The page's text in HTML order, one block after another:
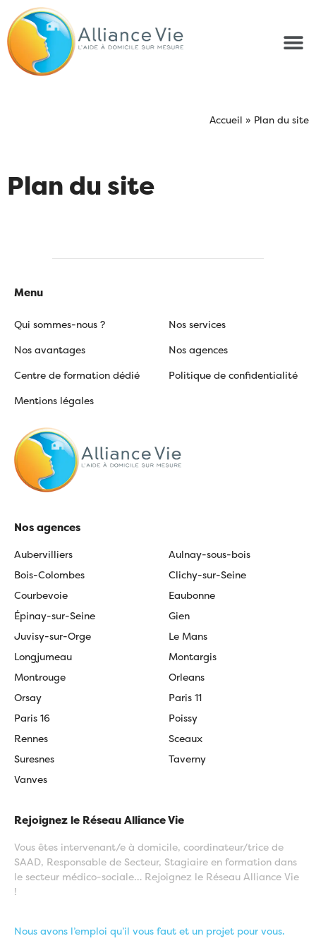
Accueil » Plan du site
Plan du site
Menu
Qui sommes-nous ?
Nos services
Nos avantages
Nos agences
Centre de formation dédié
Politique de confidentialité
Mentions légales
Nos agences
Aubervilliers
Aulnay-sous-bois
Bois-Colombes
Clichy-sur-Seine
Courbevoie
Eaubonne
Épinay-sur-Seine
Gien
Juvisy-sur-Orge
Le Mans
Longjumeau
Montargis
Montrouge
Orleans
Orsay
Paris 11
Paris 16
Poissy
Rennes
Sceaux
Suresnes
Taverny
Vanves
Rejoignez le Réseau Alliance Vie
Vous êtes intervenant/e à domicile, coordinateur/trice de
SAAD, Responsable de Secteur, Stagiaire en formation dans
le secteur médico-sociale… Rejoignez le Réseau Alliance Vie
!
Nous avons l’emploi qu’il vous faut et un projet pour vous.